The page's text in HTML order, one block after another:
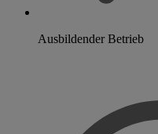
Ausbildender Betrieb